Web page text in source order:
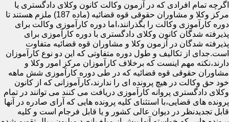
اگرچه تمام افرادی که در آزمون وکالت کانون وکلای دادگستری یا
مرکز وکلا و مشاوران حقوقی قوه قضائیه (ماده 187) ملزم هستند تا
دوره کارآموزی وکالت را بگذرانند،اما دوره کارآموزی وکالت برای
پذیرفته شدگان کانون وکلای دادگستری با دوره کارآموزی برای
پذیرفته شدگان در آزمون وکلا و مشاوران قوه قضائیه متفاوت
است.جدای از تکالیف و طول دوره متفاوتی که این دو نوع کارآموزان
دارند،نکته مهم اینست که برخلاف کارآموزان مرکز امور وکلا و
مشاوران حقوقی قوه قضائیه که در طی دوره کارآموزی شش ماهه
خود حق وکالت در هیچ پرونده ای را ندارند،کارآموزانی که از کانون
وکلای دادگستری پروانه کارآموزی دریافت می کنند می توانند در تمام
پرونده های قضایی،با استثنای کلیه پرونده هایی که آرای صادره در آنها
قابل تجدیدنظر در دیوان عالی کشور و یا قابل فرجام است و کلیه